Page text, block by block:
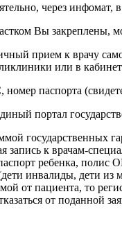
через
Вы закреплены,
прием к врачу
или в
паспорта
портал
государственных
к врачам-
ребенка,
инвалиды, дети
от пациента, то
от поданной